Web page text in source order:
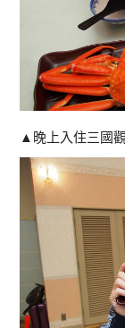
▲晚上入住三國